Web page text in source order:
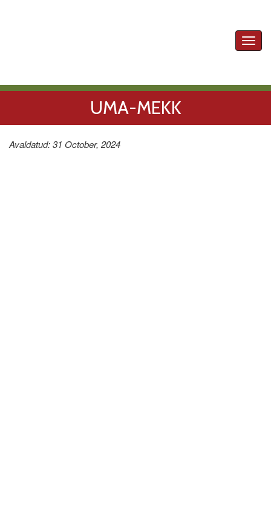
UMA-MEKK
Avaldatud: 31 October, 2024